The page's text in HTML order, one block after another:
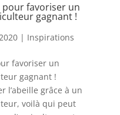
pour favoriser un
gagnant !
| Inspirations
favoriser un
gagnant !
l’abeille grâce à un
voilà qui peut